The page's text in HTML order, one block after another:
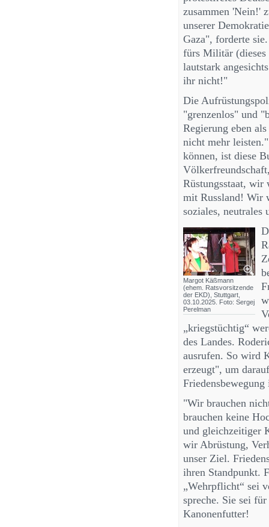
zusammen 'Nein!'
unserer
Gaza", forderte
fürs Militär (dieses
lautstark
ihr nicht!"
Die
"grenzenlos" und
Regierung eben
nicht mehr
können, ist diese
Rüstungsstaat,
mit Russland! Wir
soziales, neutrales
Margot Käßmann
(ehem. Ratsvorsitzende
der EKD), Stuttgart,
03.10.2025. Foto: Sergej
Perelman
„kriegstüchtig“
des Landes.
ausrufen. So wird
erzeugt", um
"Wir brauchen
brauchen keine
und gleichzeitiger
wir Abrüstung,
unser Ziel.
ihren Standpunkt.
„Wehrpflicht“ sei
spreche. Sie sei
Kanonenfutter!